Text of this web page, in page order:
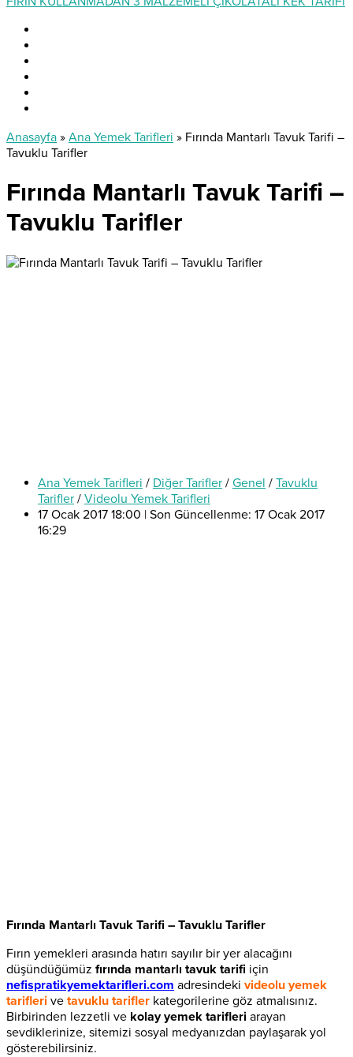
Anasayfa » Ana Yemek Tarifleri » Fırında Mantarlı Tavuk Tarifi –
Tavuklu Tarifler
Fırında Mantarlı Tavuk Tarifi –
Tavuklu Tarifler
Ana Yemek Tarifleri / Diğer Tarifler / Genel / Tavuklu
Tarifler / Videolu Yemek Tarifleri
17 Ocak 2017 18:00 | Son Güncellenme: 17 Ocak 2017
16:29
Fırında Mantarlı Tavuk Tarifi – Tavuklu Tarifler
Fırın yemekleri arasında hatırı sayılır bir yer alacağını
düşündüğümüz fırında mantarlı tavuk tarifi için
nefispratikyemektarifleri.com adresindeki videolu yemek
tarifleri ve tavuklu tarifler kategorilerine göz atmalısınız.
Birbirinden lezzetli ve kolay yemek tarifleri arayan
sevdiklerinize, sitemizi sosyal medyanızdan paylaşarak yol
gösterebilirsiniz.